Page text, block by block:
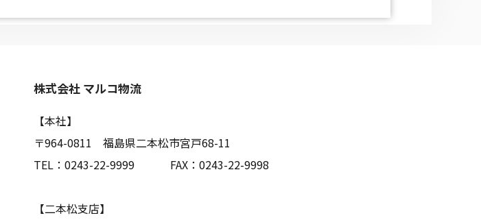
株式会社 マルコ物流
【本社】
〒964-0811 福島県二本松市宮戸68-11
TEL：0243-22-9999 FAX：0243-22-9998
【二本松支店】